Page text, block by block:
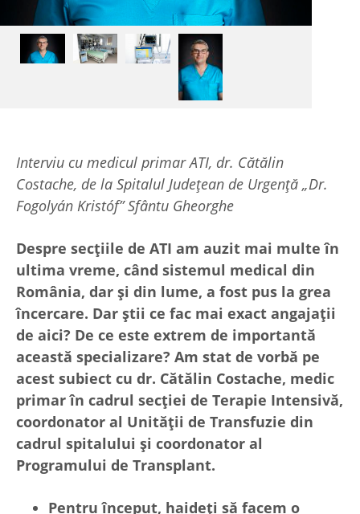
Interviu cu medicul primar ATI, dr. Cătălin
Costache, de la Spitalul Județean de Urgență „Dr.
Fogolyán Kristóf” Sfântu Gheorghe
Despre secțiile de ATI am auzit mai multe în
ultima vreme, când sistemul medical din
România, dar și din lume, a fost pus la grea
încercare. Dar știi ce fac mai exact angajații
de aici? De ce este extrem de importantă
această specializare? Am stat de vorbă pe
acest subiect cu dr. Cătălin Costache, medic
primar în cadrul secției de Terapie Intensivă,
coordonator al Unității de Transfuzie din
cadrul spitalului și coordonator al
Programului de Transplant.
Pentru început, haideți să facem o